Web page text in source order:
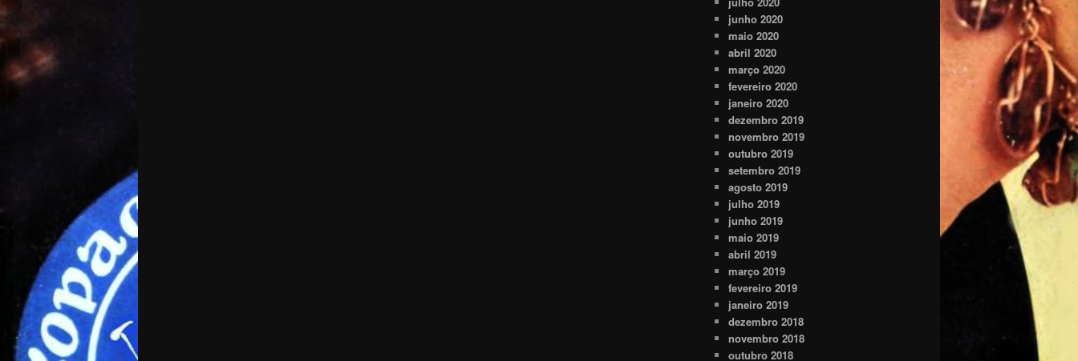
junho 2020
maio 2020
abril 2020
março 2020
fevereiro 2020
janeiro 2020
dezembro 2019
novembro 2019
outubro 2019
setembro 2019
agosto 2019
julho 2019
junho 2019
maio 2019
abril 2019
março 2019
fevereiro 2019
janeiro 2019
dezembro 2018
novembro 2018
outubro 2018